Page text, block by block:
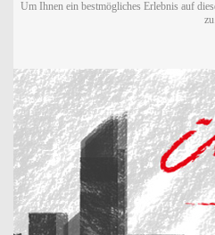
Um Ihnen ein bestmögliches Erlebnis auf